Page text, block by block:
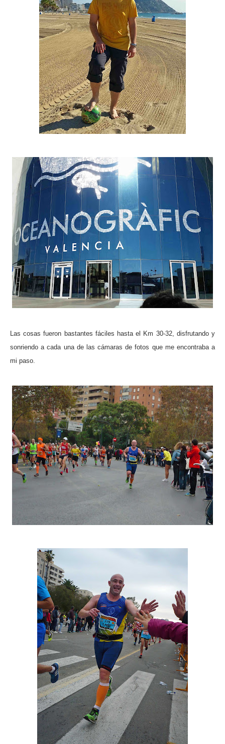
Las cosas fueron bastantes fáciles hasta el Km 30-32, disfrutando y
sonriendo a cada una de las cámaras de fotos que me encontraba a
mi paso.